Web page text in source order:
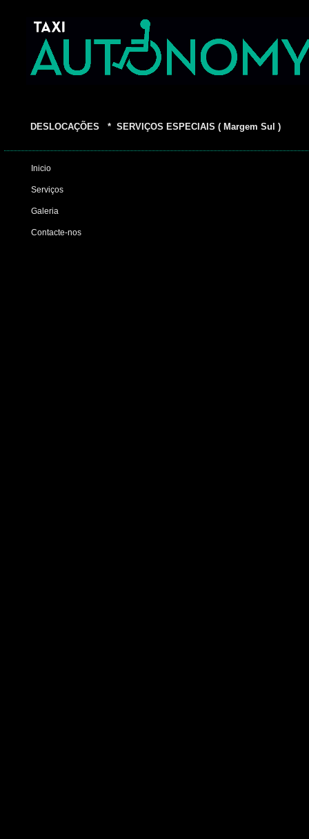
DESLOCAÇÕES * SERVIÇOS ESPECIAIS ( Margem Sul )
Inicio
Serviços
Contacte-nos
Galeria